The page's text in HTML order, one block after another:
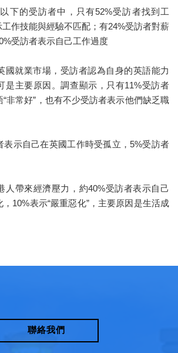
下的受訪者中，只有52%受訪者找到工
作技能與經驗不匹配；有24%受訪者對薪
受訪者表示自己工作過度
國就業市場，受訪者認為自身的英語能力
是主要原因。調查顯示，只有11%受訪者
非常好”，也有不少受訪者表示他們缺乏職
表示自己在英國工作時受孤立，5%受訪者
人帶來經濟壓力，約40%受訪者表示自己
10%表示“嚴重惡化”，主要原因是生活成
聯絡我們